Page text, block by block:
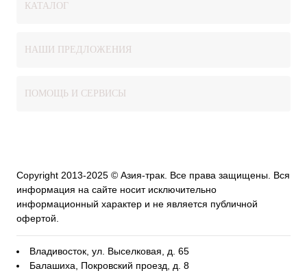
КАТАЛОГ
НАШИ ПРЕДЛОЖЕНИЯ
ПОМОЩЬ И СЕРВИСЫ
Copyright 2013-2025 © Азия-трак. Все права защищены. Вся
информация на сайте носит исключительно
информационный характер и не является публичной
офертой.
Владивосток, ул. Выселковая, д. 65
Балашиха, Покровский проезд, д. 8